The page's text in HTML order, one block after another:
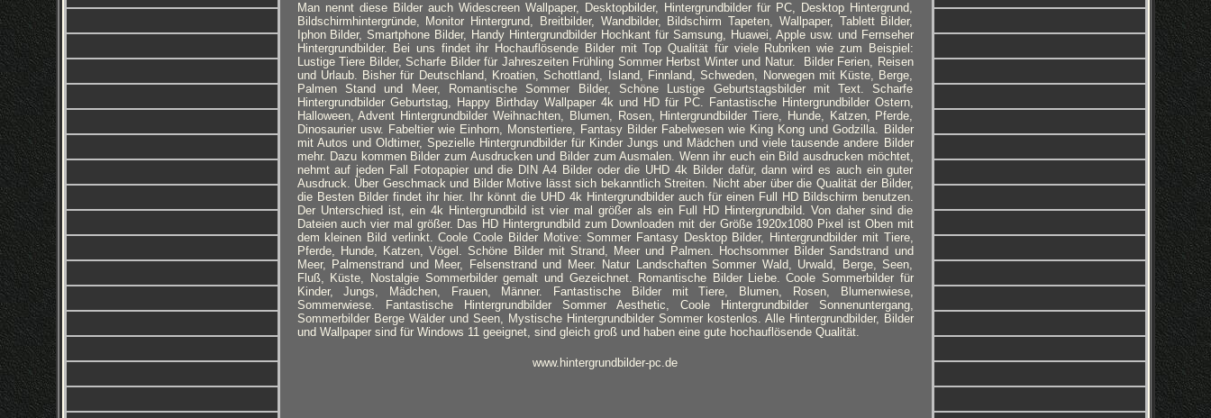
Man nennt diese Bilder auch Widescreen Wallpaper, Desktopbilder, Hintergrundbilder für PC, Desktop Hintergrund,
Bildschirmhintergründe, Monitor Hintergrund, Breitbilder, Wandbilder, Bildschirm Tapeten, Wallpaper, Tablett Bilder,
Iphon Bilder, Smartphone Bilder, Handy Hintergrundbilder Hochkant für Samsung, Huawei, Apple usw. und Fernseher
Hintergrundbilder. Bei uns findet ihr Hochauflösende Bilder mit Top Qualität für viele Rubriken wie zum Beispiel:
Lustige Tiere Bilder, Scharfe Bilder für Jahreszeiten Frühling Sommer Herbst Winter und Natur. Bilder Ferien, Reisen
und Urlaub. Bisher für Deutschland, Kroatien, Schottland, Island, Finnland, Schweden, Norwegen mit Küste, Berge,
Palmen Stand und Meer, Romantische Sommer Bilder, Schöne Lustige Geburtstagsbilder mit Text. Scharfe
Hintergrundbilder Geburtstag, Happy Birthday Wallpaper 4k und HD für PC. Fantastische Hintergrundbilder Ostern,
Halloween, Advent Hintergrundbilder Weihnachten, Blumen, Rosen, Hintergrundbilder Tiere, Hunde, Katzen, Pferde,
Dinosaurier usw. Fabeltier wie Einhorn, Monstertiere, Fantasy Bilder Fabelwesen wie King Kong und Godzilla. Bilder
mit Autos und Oldtimer, Spezielle Hintergrundbilder für Kinder Jungs und Mädchen und viele tausende andere Bilder
mehr. Dazu kommen Bilder zum Ausdrucken und Bilder zum Ausmalen. Wenn ihr euch ein Bild ausdrucken möchtet,
nehmt auf jeden Fall Fotopapier und die DIN A4 Bilder oder die UHD 4k Bilder dafür, dann wird es auch ein guter
Ausdruck. Über Geschmack und Bilder Motive lässt sich bekanntlich Streiten. Nicht aber über die Qualität der Bilder,
die Besten Bilder findet ihr hier. Ihr könnt die UHD 4k Hintergrundbilder auch für einen Full HD Bildschirm benutzen.
Der Unterschied ist, ein 4k Hintergrundbild ist vier mal größer als ein Full HD Hintergrundbild. Von daher sind die
Dateien auch vier mal größer. Das HD Hintergrundbild zum Downloaden mit der Größe 1920x1080 Pixel ist Oben mit
dem kleinen Bild verlinkt. Coole Coole Bilder Motive: Sommer Fantasy Desktop Bilder, Hintergrundbilder mit Tiere,
Pferde, Hunde, Katzen, Vögel. Schöne Bilder mit Strand, Meer und Palmen. Hochsommer Bilder Sandstrand und
Meer, Palmenstrand und Meer, Felsenstrand und Meer. Natur Landschaften Sommer Wald, Urwald, Berge, Seen,
Fluß, Küste, Nostalgie Sommerbilder gemalt und Gezeichnet. Romantische Bilder Liebe. Coole Sommerbilder für
Kinder, Jungs, Mädchen, Frauen, Männer. Fantastische Bilder mit Tiere, Blumen, Rosen, Blumenwiese,
Sommerwiese. Fantastische Hintergrundbilder Sommer Aesthetic, Coole Hintergrundbilder Sonnenuntergang,
Sommerbilder Berge Wälder und Seen, Mystische Hintergrundbilder Sommer kostenlos. Alle Hintergrundbilder, Bilder
und Wallpaper sind für Windows 11 geeignet, sind gleich groß und haben eine gute hochauflösende Qualität.
www.hintergrundbilder-pc.de